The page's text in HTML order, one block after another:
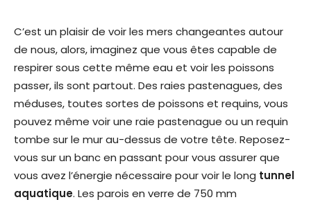
C’est un plaisir de voir les mers changeantes autour
de nous, alors, imaginez que vous êtes capable de
respirer sous cette même eau et voir les poissons
passer, ils sont partout. Des raies pastenagues, des
méduses, toutes sortes de poissons et requins, vous
pouvez même voir une raie pastenague ou un requin
tombe sur le mur au-dessus de votre tête. Reposez-
vous sur un banc en passant pour vous assurer que
vous avez l’énergie nécessaire pour voir le long tunnel
aquatique. Les parois en verre de 750 mm